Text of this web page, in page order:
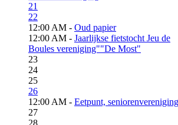
21
22
12:00 AM - Oud papier
12:00 AM - Jaarlijkse fietstocht Jeu de
Boules vereniging""De Most"
23
24
25
26
12:00 AM - Eetpunt, seniorenvereniging
27
28